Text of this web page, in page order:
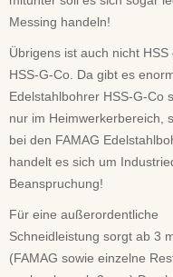
Messing handeln!
Übrigens ist auch nicht
HSS-G-Co. Da gibt es
Edelstahlbohrer HSS-G-Co
nur im Heimwerkerbereich,
bei den FAMAG
handelt es sich um
Beanspruchung!
Für eine außerordentliche
Schneidleistung sorgt ab 3
(FAMAG sowie einzelne